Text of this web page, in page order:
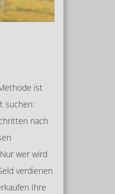
ist
suchen:
nach
wer wird
verdienen
Ihre